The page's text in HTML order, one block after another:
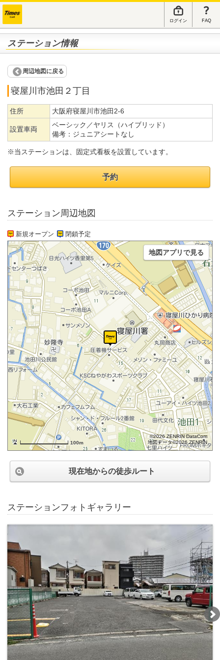
ログイン FAQ
ステーション情報
周辺地図に戻る
寝屋川市池田２丁目
住所 大阪府寝屋川市池田2-6
設置車両
ベーシック／ヤリス（ハイブリッド）
備考： ジュニアシートなし
※当ステーションは、固定式看板を設置しています。
予約
ステーション周辺地図
新規オープン 閉鎖予定
100m
©2026 ZENRIN DataCom
地図データ©2026 ZENRIN
地図アプリで見る
現在地からの徒歩ルート
ステーションフォトギャラリー